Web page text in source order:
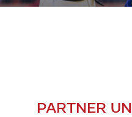
PARTNER